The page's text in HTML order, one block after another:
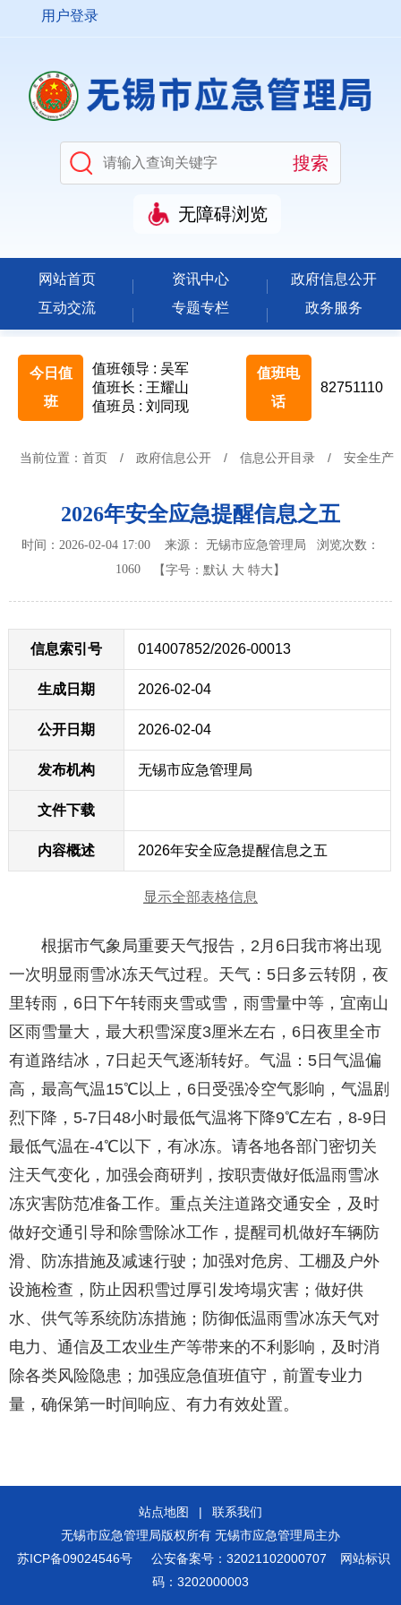
用户登录
无障碍浏览
网站首页 资讯中心
政府信息公开
互动交流
专题专栏 政务服务
今日值
班
值班领导 : 吴军
值班长 : 王耀山
值班员 : 刘同现
值班电
话
82751110
当前位置： 首页 / 政府信息公开 / 信息公开目录 / 安全生产
2026年安全应急提醒信息之五
时间：2026-02-04 17:00 来源： 无锡市应急管理局 浏览次数：
1060
【字号： 默认 大 特大 】
信息索引号 014007852/2026-00013
生成日期 2026-02-04
公开日期 2026-02-04
发布机构 无锡市应急管理局
文件下载
内容概述 2026年安全应急提醒信息之五
显示全部表格信息
根据市气象局重要天气报告，2月6日我市将出现
一次明显雨雪冰冻天气过程。天气：5日多云转阴，夜
里转雨，6日下午转雨夹雪或雪，雨雪量中等，宜南山
区雨雪量大，最大积雪深度3厘米左右，6日夜里全市
有道路结冰，7日起天气逐渐转好。气温：5日气温偏
高，最高气温15℃以上，6日受强冷空气影响，气温剧
烈下降，5-7日48小时最低气温将下降9℃左右，8-9日
最低气温在-4℃以下，有冰冻。请各地各部门密切关
注天气变化，加强会商研判，按职责做好低温雨雪冰
冻灾害防范准备工作。重点关注道路交通安全，及时
做好交通引导和除雪除冰工作，提醒司机做好车辆防
滑、防冻措施及减速行驶；加强对危房、工棚及户外
设施检查，防止因积雪过厚引发垮塌灾害；做好供
水、供气等系统防冻措施；防御低温雨雪冰冻天气对
电力、通信及工农业生产等带来的不利影响，及时消
除各类风险隐患；加强应急值班值守，前置专业力
量，确保第一时间响应、有力有效处置。
站点地图 |
联系我们
无锡市应急管理局版权所有 无锡市应急管理局主办
苏ICP备09024546号
公安备案号：32021102000707
网站标识
码：3202000003